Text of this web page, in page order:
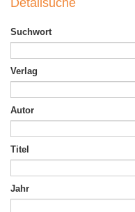
Detailsuche
Suchwort
Verlag
Autor
Titel
Jahr